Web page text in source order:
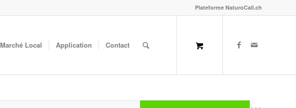
Plateforme NaturoCall.ch
Marché Local Application Contact